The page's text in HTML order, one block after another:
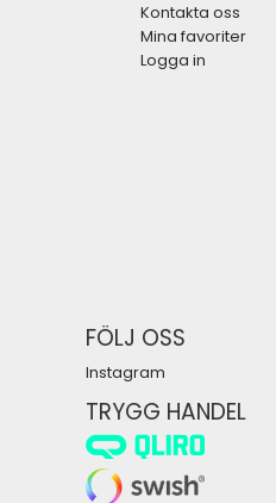
Kontakta oss
Mina favoriter
Logga in
FÖLJ OSS
Instagram
TRYGG HANDEL